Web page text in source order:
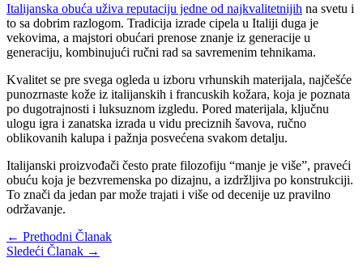
Italijanska obuća uživa reputaciju jedne od najkvalitetnijih na svetu i
to sa dobrim razlogom. Tradicija izrade cipela u Italiji duga je
vekovima, a majstori obućari prenose znanje iz generacije u
generaciju, kombinujući ručni rad sa savremenim tehnikama.
Kvalitet se pre svega ogleda u izboru vrhunskih materijala, najčešće
punozrnaste kože iz italijanskih i francuskih kožara, koja je poznata
po dugotrajnosti i luksuznom izgledu. Pored materijala, ključnu
ulogu igra i zanatska izrada u vidu preciznih šavova, ručno
oblikovanih kalupa i pažnja posvećena svakom detalju.
Italijanski proizvođači često prate filozofiju “manje je više”, praveći
obuću koja je bezvremenska po dizajnu, a izdržljiva po konstrukciji.
To znači da jedan par može trajati i više od decenije uz pravilno
održavanje.
← Prethodni Članak
Sledeći Članak →